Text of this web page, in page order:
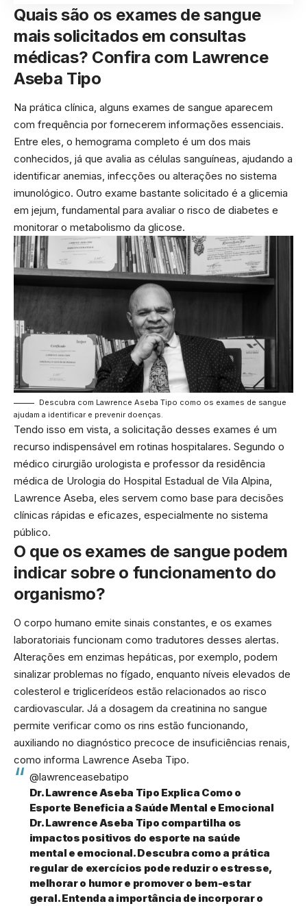
Quais são os exames de sangue
mais solicitados em consultas
médicas? Confira com Lawrence
Aseba Tipo
Na prática clínica, alguns exames de sangue aparecem
com frequência por fornecerem informações essenciais.
Entre eles, o hemograma completo é um dos mais
conhecidos, já que avalia as células sanguíneas, ajudando a
identificar anemias, infecções ou alterações no sistema
imunológico. Outro exame bastante solicitado é a glicemia
em jejum, fundamental para avaliar o risco de diabetes e
monitorar o metabolismo da glicose.
Descubra com Lawrence Aseba Tipo como os exames de sangue
ajudam a identificar e prevenir doenças.
Tendo isso em vista, a solicitação desses exames é um
recurso indispensável em rotinas hospitalares. Segundo o
médico cirurgião urologista e professor da residência
médica de Urologia do Hospital Estadual de Vila Alpina,
Lawrence Aseba, eles servem como base para decisões
clínicas rápidas e eficazes, especialmente no sistema
público.
O que os exames de sangue podem
indicar sobre o funcionamento do
organismo?
O corpo humano emite sinais constantes, e os exames
laboratoriais funcionam como tradutores desses alertas.
Alterações em enzimas hepáticas, por exemplo, podem
sinalizar problemas no fígado, enquanto níveis elevados de
colesterol e triglicerídeos estão relacionados ao risco
cardiovascular. Já a dosagem da creatinina no sangue
permite verificar como os rins estão funcionando,
auxiliando no diagnóstico precoce de insuficiências renais,
como informa Lawrence Aseba Tipo.
@lawrenceasebatipo
Dr. Lawrence Aseba Tipo Explica Como o
Esporte Beneficia a Saúde Mental e Emocional
Dr. Lawrence Aseba Tipo compartilha os
impactos positivos do esporte na saúde
mental e emocional. Descubra como a prática
regular de exercícios pode reduzir o estresse,
melhorar o humor e promover o bem-estar
geral. Entenda a importância de incorporar o